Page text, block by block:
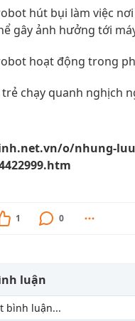
hút bụi làm việc
gây ảnh hưởng tới
hoạt động trong
trẻ chạy quanh nghịch
o/nhung-
1 0
luận